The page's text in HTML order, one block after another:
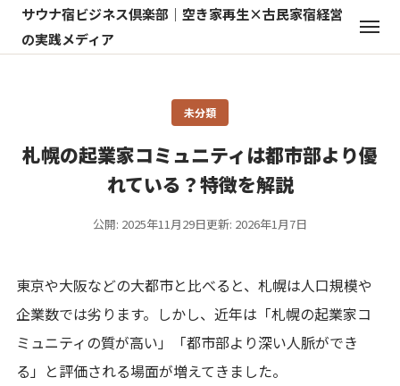
サウナ宿ビジネス倶楽部｜空き家再生×古民家宿経営
の実践メディア
未分類
札幌の起業家コミュニティは都市部より優
れている？特徴を解説
公開: 2025年11月29日更新: 2026年1月7日
東京や大阪などの大都市と比べると、札幌は人口規模や
企業数では劣ります。しかし、近年は「札幌の起業家コ
ミュニティの質が高い」「都市部より深い人脈ができ
る」と評価される場面が増えてきました。